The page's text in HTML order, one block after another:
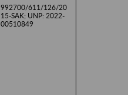
992700/611/126/20
15-SAK; UNP: 2022-
00510849